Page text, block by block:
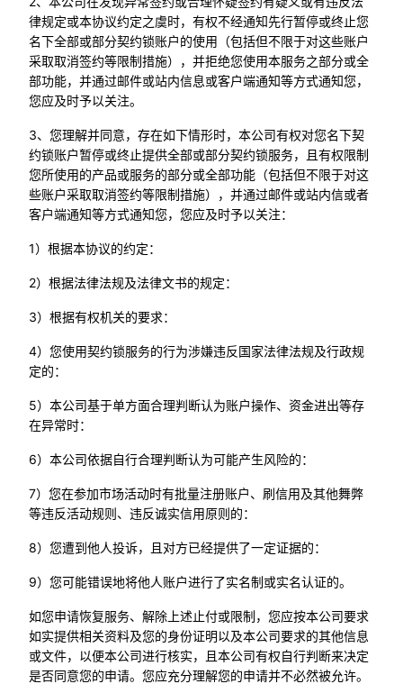
律规定或本协议约定之虞时，有权不经通知先行暂停或终止您
名下全部或部分契约锁账户的使用（包括但不限于对这些账户
采取取消签约等限制措施），并拒绝您使用本服务之部分或全
部功能，并通过邮件或站内信息或客户端通知等方式通知您，
您应及时予以关注。
3、您理解并同意，存在如下情形时，本公司有权对您名下契
约锁账户暂停或终止提供全部或部分契约锁服务，且有权限制
您所使用的产品或服务的部分或全部功能（包括但不限于对这
些账户采取取消签约等限制措施），并通过邮件或站内信或者
客户端通知等方式通知您，您应及时予以关注：
1）根据本协议的约定：
2）根据法律法规及法律文书的规定：
3）根据有权机关的要求：
4）您使用契约锁服务的行为涉嫌违反国家法律法规及行政规
定的：
5）本公司基于单方面合理判断认为账户操作、资金进出等存
在异常时：
6）本公司依据自行合理判断认为可能产生风险的：
7）您在参加市场活动时有批量注册账户、刷信用及其他舞弊
等违反活动规则、违反诚实信用原则的：
8）您遭到他人投诉，且对方已经提供了一定证据的：
9）您可能错误地将他人账户进行了实名制或实名认证的。
如您申请恢复服务、解除上述止付或限制，您应按本公司要求
如实提供相关资料及您的身份证明以及本公司要求的其他信息
或文件，以便本公司进行核实，且本公司有权自行判断来决定
是否同意您的申请。您应充分理解您的申请并不必然被允许。